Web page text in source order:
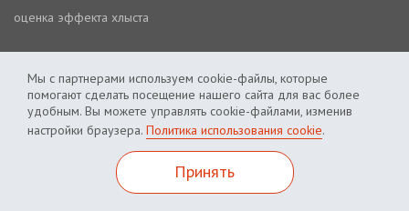
Мы с партнерами используем cookie-файлы, которые
помогают сделать посещение нашего сайта для вас более
удобным. Вы можете управлять cookie-файлами, изменив
настройки браузера. Политика использования cookie.
Принять
оценка эффекта хлыста
Политика использования cookie Политика приватности